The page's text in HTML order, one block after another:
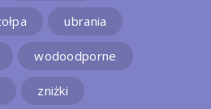
ubrania
wodoodporne
zniżki